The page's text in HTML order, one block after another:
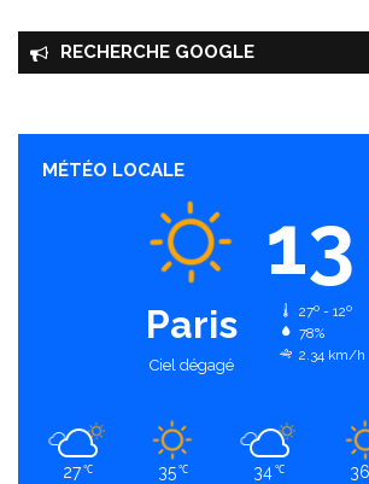
RECHERCHE GOOGLE
MÉTÉO LOCALE
Paris
Ciel dégagé
13
27º - 12º
78%
2.34 km/h
27 ℃ 35 ℃ 34 ℃ 36